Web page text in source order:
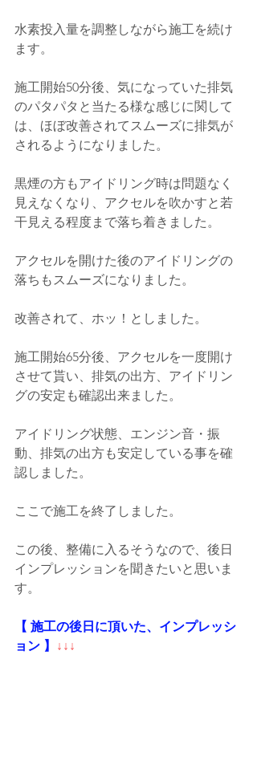
水素投入量を調整しながら施工を続け
ます。
施工開始50分後、気になっていた排気
のパタパタと当たる様な感じに関して
は、ほぼ改善されてスムーズに排気が
されるようになりました。
黒煙の方もアイドリング時は問題なく
見えなくなり、アクセルを吹かすと若
干見える程度まで落ち着きました。
アクセルを開けた後のアイドリングの
落ちもスムーズになりました。
改善されて、ホッ！としました。
施工開始65分後、アクセルを一度開け
させて貰い、排気の出方、アイドリン
グの安定も確認出来ました。
アイドリング状態、エンジン音・振
動、排気の出方も安定している事を確
認しました。
ここで施工を終了しました。
この後、整備に入るそうなので、後日
インプレッションを聞きたいと思いま
す。
【 施工の後日に頂いた、インプレッシ
ョン 】
↓↓↓